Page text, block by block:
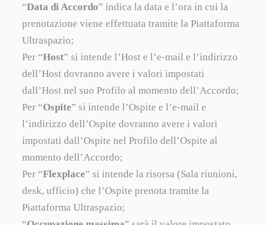
“Data di Accordo” indica la data e l’ora in cui la
prenotazione viene effettuata tramite la Piattaforma
Ultraspazio;
Per “Host” si intende l’Host e l’e-mail e l’indirizzo
dell’Host dovranno avere i valori impostati
dall’Host nel suo Profilo al momento dell’Accordo;
Per “Ospite” si intende l’Ospite e l’e-mail e
l’indirizzo dell’Ospite dovranno avere i valori
impostati dall’Ospite nel Profilo dell’Ospite al
momento dell’Accordo;
Per “Flexplace” si intende la risorsa (Sala riunioni,
desk, ufficio) che l’Ospite prenota tramite la
Piattaforma Ultraspazio;